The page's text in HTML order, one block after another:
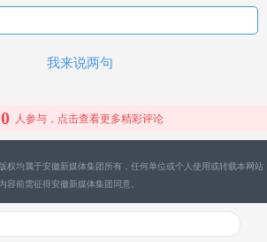
我来说两句
0 人参与，点击查看更多精彩评论
权均属于安徽新媒体集团所有，任何单位或个人使用或转载本网站
内容前需征得安徽新媒体集团同意。